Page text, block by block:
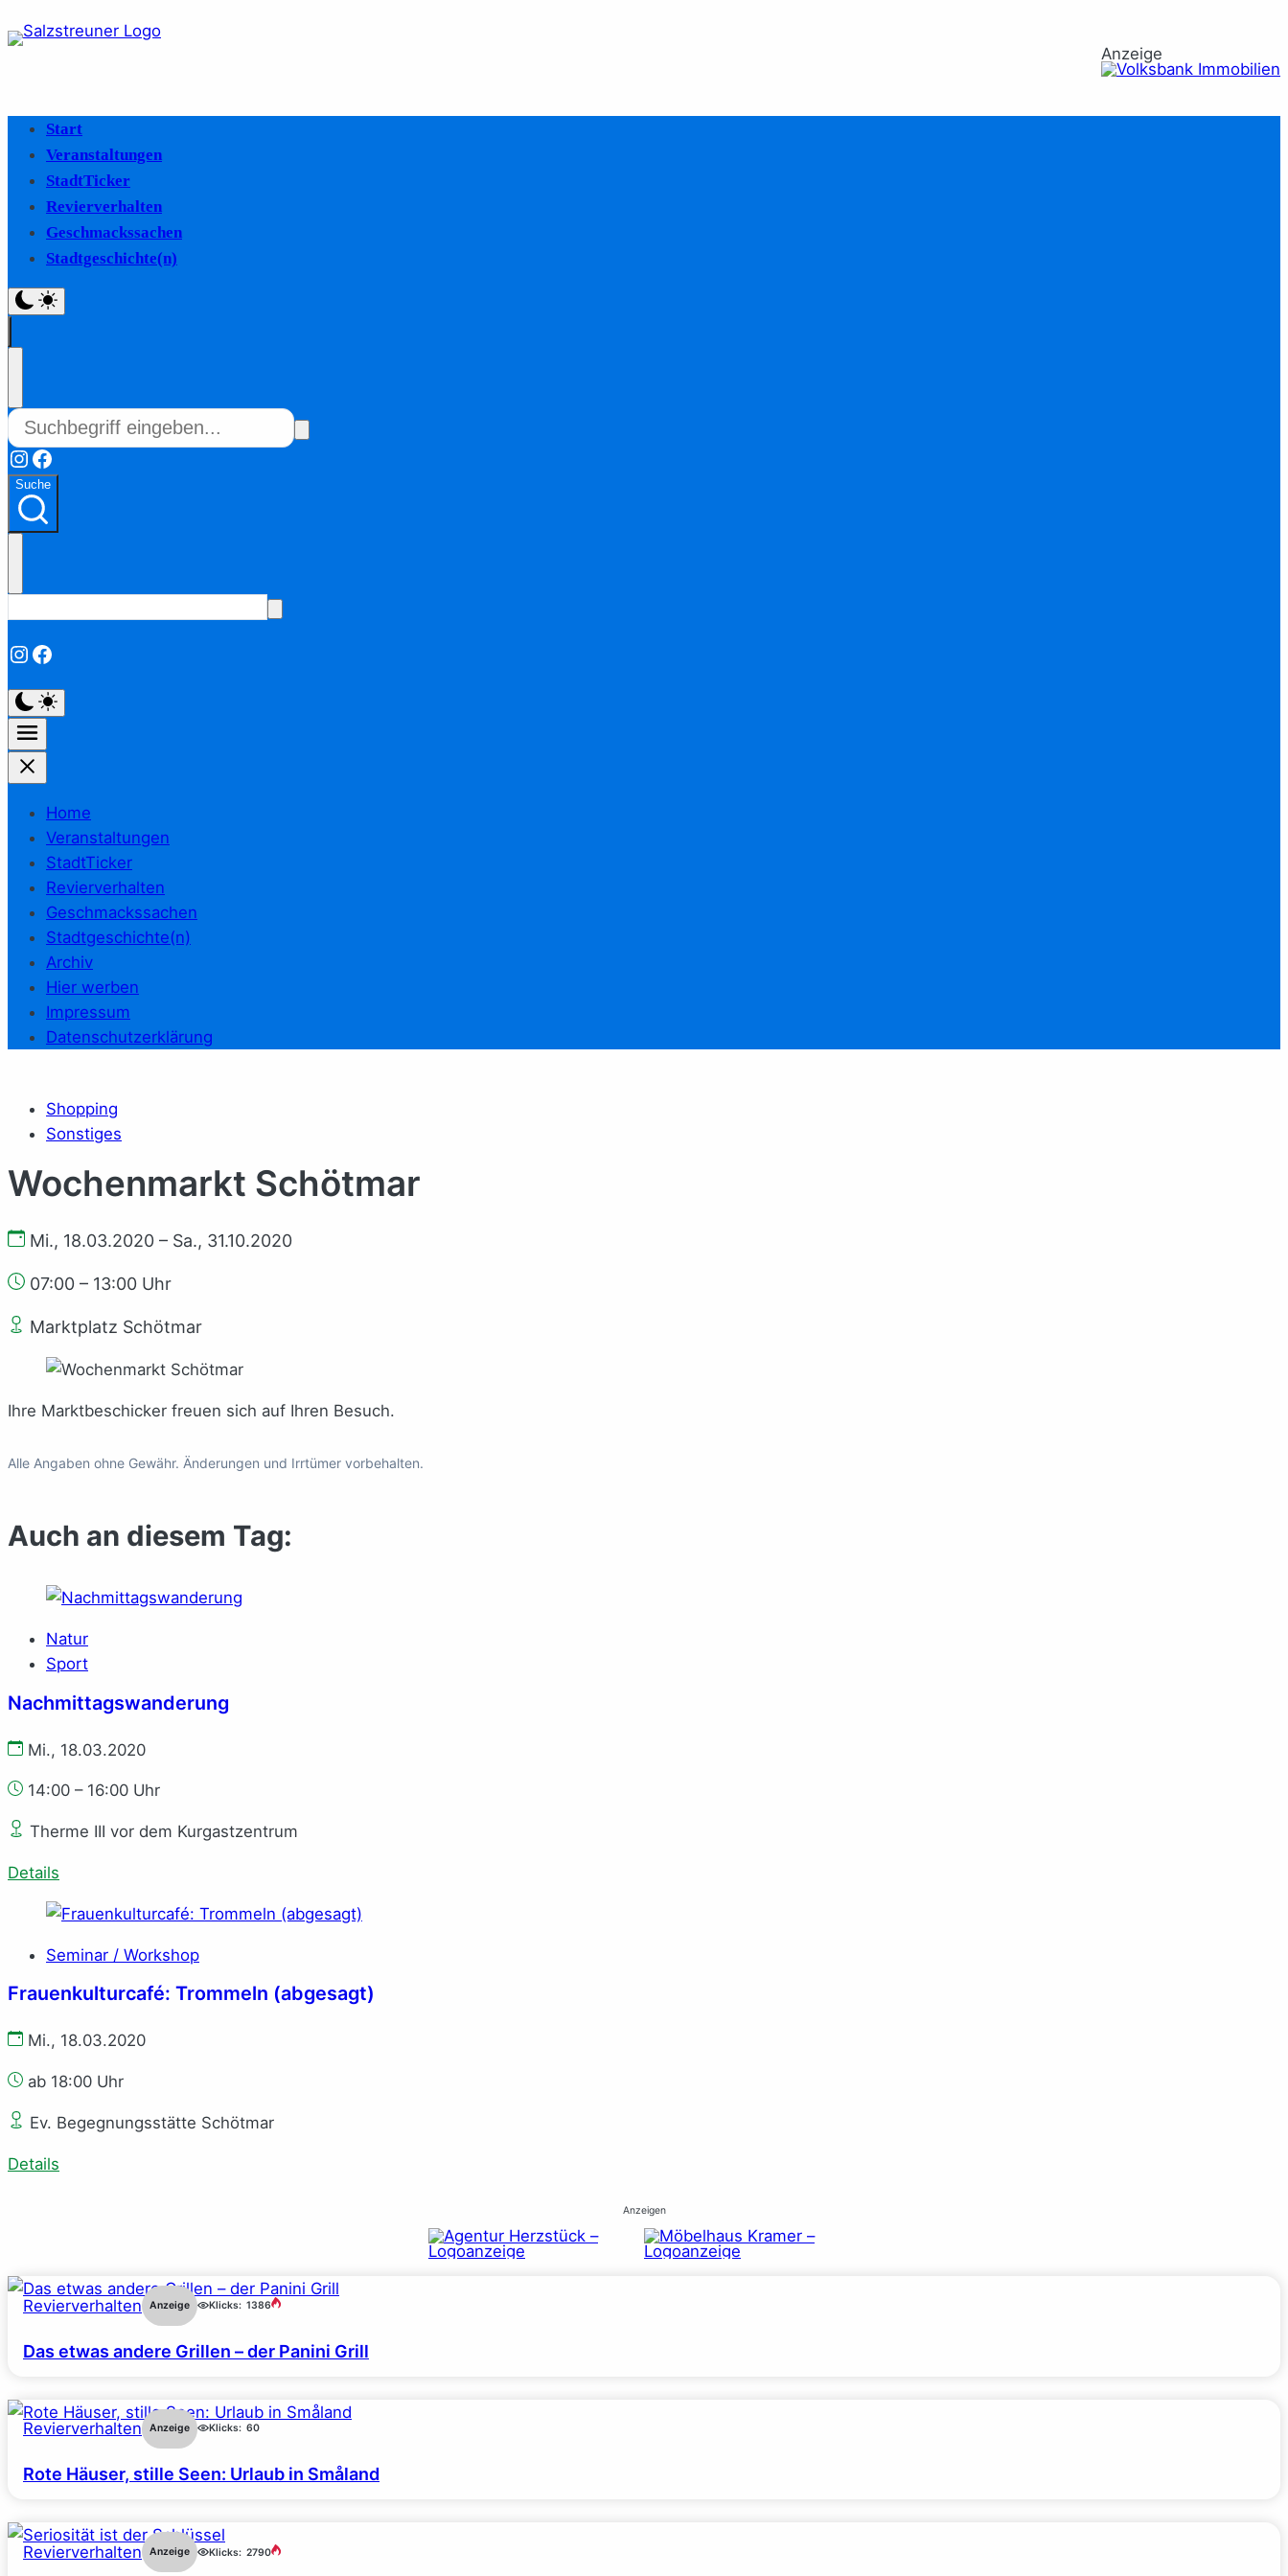
Anzeige
Start
Veranstaltungen
StadtTicker
Revierverhalten
Geschmackssachen
Stadtgeschichte(n)
Instagram
Facebook
Suche
Instagram
Facebook
Home
Veranstaltungen
StadtTicker
Revierverhalten
Geschmackssachen
Stadtgeschichte(n)
Archiv
Hier werben
Impressum
Datenschutzerklärung
Shopping
Sonstiges
Wochenmarkt Schötmar
Mi., 18.03.2020 – Sa., 31.10.2020
07:00 – 13:00 Uhr
Marktplatz Schötmar
Ihre Marktbeschicker freuen sich auf Ihren Besuch.
Alle Angaben ohne Gewähr. Änderungen und Irrtümer vorbehalten.
Auch an diesem Tag:
Natur
Sport
Nachmittagswanderung
Mi., 18.03.2020
14:00 – 16:00 Uhr
Therme III vor dem Kurgastzentrum
Details
Seminar / Workshop
Frauenkulturcafé: Trommeln (abgesagt)
Mi., 18.03.2020
ab 18:00 Uhr
Ev. Begegnungsstätte Schötmar
Details
Anzeigen
Revierverhalten Anzeige Klicks: 1386
Das etwas andere Grillen – der Panini Grill
Revierverhalten Anzeige Klicks: 60
Rote Häuser, stille Seen: Urlaub in Småland
Revierverhalten Anzeige Klicks: 2790